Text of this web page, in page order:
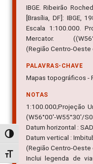
Alternar alto contraste
Alternar tamanho da fonte
IBGE. Ribeirão
[Brasília, DF]: IBGE,
Escala 1:100.000.
Mercator.
(Região Centro-Oeste
PALAVRAS-CHAVE
Mapas topográficos -
NOTAS
1:100.000;Projeção
(W56°00'-W55°30'/
Datum horizontal :
Datum vertical :
(Região Centro-Oeste
Inclui legenda de